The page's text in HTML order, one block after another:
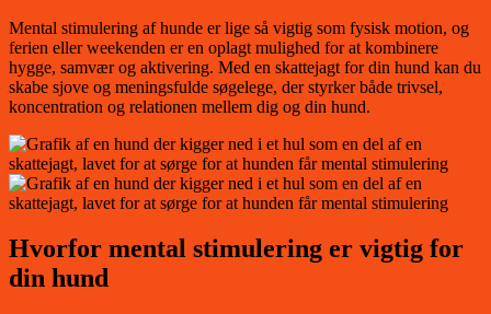
Mental stimulering af hunde er lige så vigtig som fysisk motion, og
ferien eller weekenden er en oplagt mulighed for at kombinere
hygge, samvær og aktivering. Med en skattejagt for din hund kan du
skabe sjove og meningsfulde søgelege, der styrker både trivsel,
koncentration og relationen mellem dig og din hund.
Hvorfor mental stimulering er vigtig for
din hund